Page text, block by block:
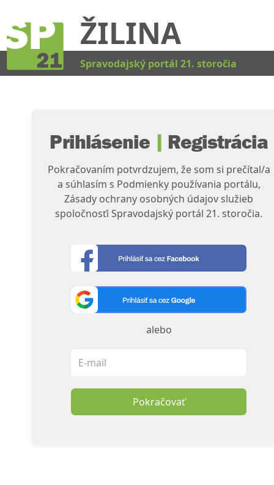
ŽILINA
Spravodajský portál 21. storočia
Prihlásenie | Registrácia
Pokračovaním potvrdzujem, že som si prečítal/a
a súhlasím s Podmienky používania portálu,
Zásady ochrany osobných údajov služieb
spoločnosťi Spravodajský portál 21. storočia.
alebo
Pokračovať